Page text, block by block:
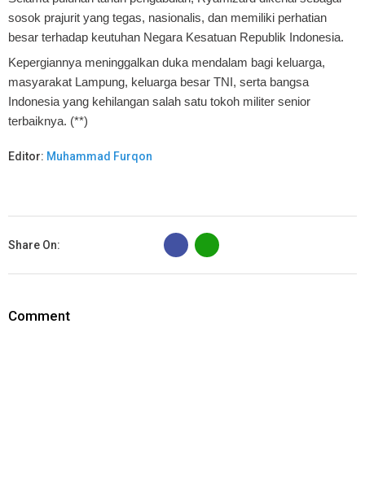
sosok prajurit yang tegas, nasionalis, dan memiliki perhatian
besar terhadap keutuhan Negara Kesatuan Republik Indonesia.
Kepergiannya meninggalkan duka mendalam bagi keluarga,
masyarakat Lampung, keluarga besar TNI, serta bangsa
Indonesia yang kehilangan salah satu tokoh militer senior
terbaiknya. (**)
Editor: Muhammad Furqon
Share On:
B
Comment